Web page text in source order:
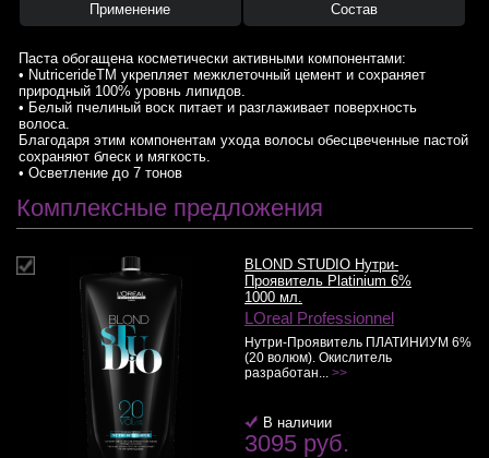
Применение Состав
Паста обогащена косметически активными компонентами:
• NutricerideTM укрепляет межклеточный цемент и сохраняет
природный 100% уровнь липидов.
• Белый пчелиный воск питает и разглаживает поверхность
волоса.
Благодаря этим компонентам ухода волосы обесцвеченные пастой
сохраняют блеск и мягкость.
• Осветление до 7 тонов
Комплексные предложения
BLOND STUDIO Нутри-
Проявитель Platinium 6%
1000 мл.
LOreal Professionnel
Нутри-Проявитель ПЛАТИНИУМ 6%
(20 волюм). Окислитель
разработан... >>
В наличии
3095 руб.